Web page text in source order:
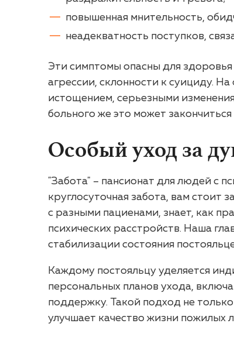
повышенная мнительность,
неадекватность поступков,
Эти симптомы опасны для
агрессии, склонности к суициду.
истощением, серьезными
больного же это может
Особый уход за
"Забота" – пансионат для людей с
круглосуточная забота, вам
с разными пациенами, знает, как
психических расстройств. Наша
стабилизации состояния
Каждому постояльцу уделяется
персональных планов ухода,
поддержку. Такой подход не
улучшает качество жизни